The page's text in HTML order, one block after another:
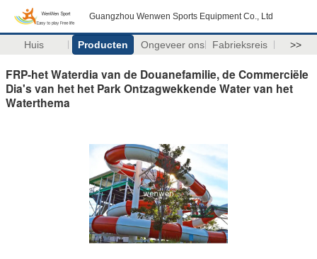
Guangzhou Wenwen Sports Equipment Co., Ltd
Huis Producten Ongeveer ons Fabrieksreis >>
FRP-het Waterdia van de Douanefamilie, de Commerciële
Dia's van het het Park Ontzagwekkende Water van het
Waterthema